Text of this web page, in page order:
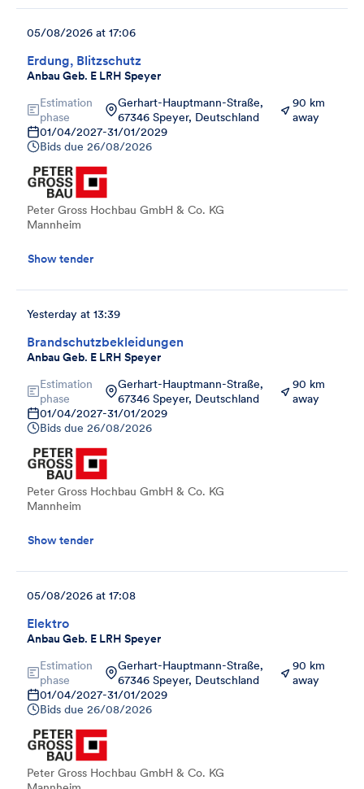
Erdung, Blitzschutz
Anbau Geb. E LRH Speyer
05/08/2026 at 17:06
Estimation
phase
Gerhart-Hauptmann-Straße,
67346 Speyer, Deutschland
90 km
away
01/04/2027-31/01/2029
Bids due 26/08/2026
Peter Gross Hochbau GmbH & Co. KG
Mannheim
Show tender
Brandschutzbekleidungen
Anbau Geb. E LRH Speyer
Yesterday at 13:39
Estimation
phase
Gerhart-Hauptmann-Straße,
67346 Speyer, Deutschland
90 km
away
01/04/2027-31/01/2029
Bids due 26/08/2026
Peter Gross Hochbau GmbH & Co. KG
Mannheim
Show tender
Elektro
Anbau Geb. E LRH Speyer
05/08/2026 at 17:08
Estimation
phase
Gerhart-Hauptmann-Straße,
67346 Speyer, Deutschland
90 km
away
01/04/2027-31/01/2029
Bids due 26/08/2026
Peter Gross Hochbau GmbH & Co. KG